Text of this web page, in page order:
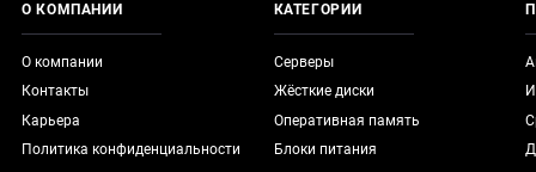
О КОМПАНИИ
О компании
Контакты
Карьера
Политика конфиденциальности
КАТЕГОРИИ
Серверы
Жёсткие диски
Оперативная память
Блоки питания